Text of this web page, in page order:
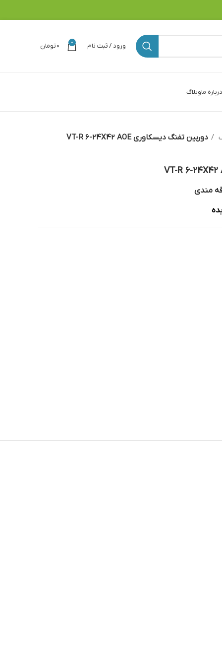
ورود / ثبت نام 0 ۰تومان
درباره ماوبلاگ
دوربین تفنگ دیسکاوری VT-R 6-24X42 AOE
مندی